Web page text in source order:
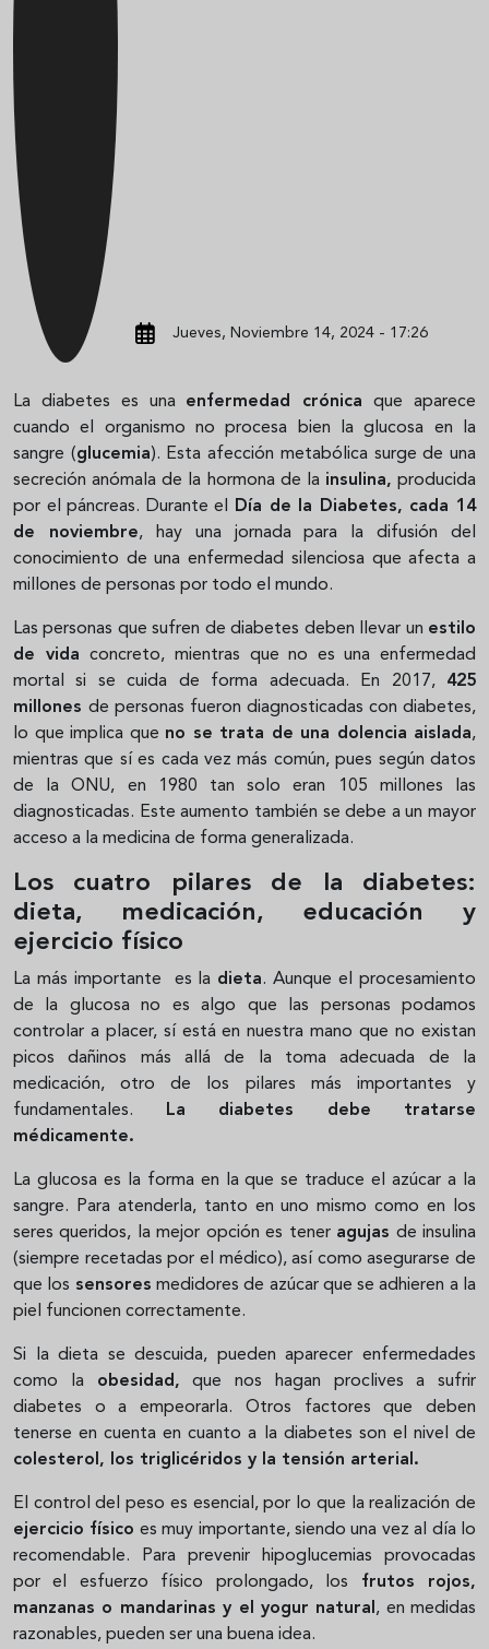
Jueves, Noviembre 14, 2024 - 17:26
La diabetes es una enfermedad crónica que aparece
cuando el organismo no procesa bien la glucosa en la
sangre (glucemia). Esta afección metabólica surge de una
secreción anómala de la hormona de la insulina, producida
por el páncreas. Durante el
Día de la Diabetes, cada 14
de noviembre, hay una jornada para la difusión del
conocimiento de una enfermedad silenciosa que afecta a
millones de personas por todo el mundo.
Las personas que sufren de diabetes deben llevar un estilo
de vidaconcreto, mientras que no es una enfermedad
mortal si se cuida de forma adecuada. En 2017, 425
millones de personas fueron diagnosticadas con diabetes,
lo que implica que no se trata de una dolencia aislada,
mientras que sí es cada vez más común, pues según datos
de la ONU, en 1980 tan solo eran 105 millones las
diagnosticadas. Este aumento también se debe a un mayor
acceso a la medicina de forma generalizada.
Los cuatro pilares de la diabetes:
dieta, medicación, educación y
ejercicio físico
La más importante es la dieta. Aunque el procesamiento
de la glucosa no es algo que las personas podamos
controlar a placer, sí está en nuestra mano que no existan
picos dañinos más allá de la toma adecuada de la
medicación, otro de los pilares más importantes y
fundamentales.
La diabetes debe tratarse
médicamente.
La glucosa es la forma en la que se traduce el azúcar a la
sangre. Para atenderla, tanto en uno mismo como en los
seres queridos, la mejor opción es tener agujas de insulina
(siempre recetadas por el médico), así como asegurarse de
que los sensores medidores de azúcar que se adhieren a la
piel funcionen correctamente.
Si la dieta se descuida, pueden aparecer enfermedades
como la obesidad, que nos hagan proclives a sufrir
diabetes o a empeorarla. Otros factores que deben
tenerse en cuenta en cuanto a la diabetes son el nivel de
colesterol, los triglicéridos y la tensión arterial.
El control del peso es esencial, por lo que la realización de
ejercicio físico es muy importante, siendo una vez al día lo
recomendable. Para prevenir hipoglucemias provocadas
por el esfuerzo físico prolongado, los frutos rojos,
manzanas o mandarinas y el yogur natural , en medidas
razonables, pueden ser una buena idea.